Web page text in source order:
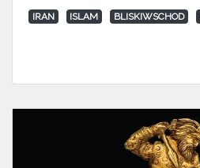
IRAN ISLAM BLISKIWSCHOD